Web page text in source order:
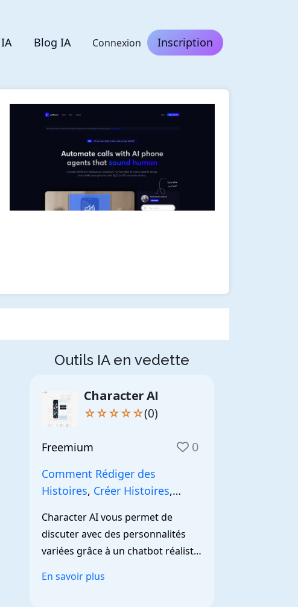
Blog IA Connexion Inscription
Outils IA en vedette
Character AI
☆☆☆☆☆(0)
Freemium 0
Comment Rédiger des
Histoires, Créer Histoires,
Character AI vous permet de
discuter avec des personnalités
variées grâce à un chatbot réaliste
En savoir plus